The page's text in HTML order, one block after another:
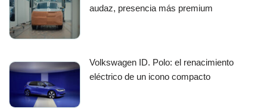
audaz, presencia más premium
Volkswagen ID. Polo: el renacimiento
eléctrico de un icono compacto